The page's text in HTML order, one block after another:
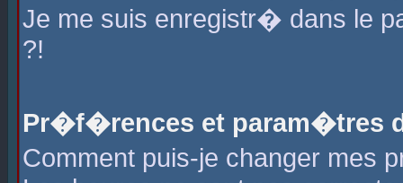
Je me suis enregistr� dans le
?!
Pr�f�rences et param�tres
Comment puis-je changer mes